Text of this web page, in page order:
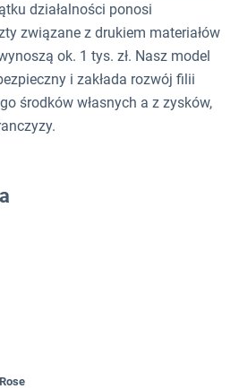
działalności ponosi
związane z drukiem materiałów
ok. 1 tys. zł. Nasz model
i zakłada rozwój filii
środków własnych a z zysków,